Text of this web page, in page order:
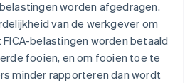
worden afgedragen.
van de werkgever om
belastingen worden betaald
fooien, en om fooien toe te
minder rapporteren dan wordt